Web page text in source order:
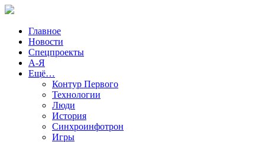
Главное
Новости
Спецпроекты
А-Я
Ещё…
Контур Первого
Технологии
Люди
История
Синхроинфотрон
Игры